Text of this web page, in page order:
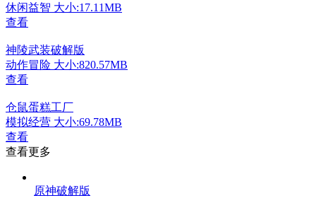
休闲益智 大小:17.11MB
查看
神陵武装破解版
动作冒险 大小:820.57MB
查看
仓鼠蛋糕工厂
模拟经营 大小:69.78MB
查看
查看更多
原神破解版